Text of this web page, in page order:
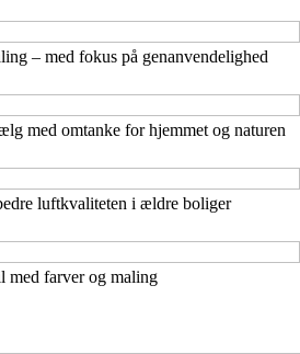
– med fokus på genanvendelighed
med omtanke for hjemmet og naturen
luftkvaliteten i ældre boliger
med farver og maling